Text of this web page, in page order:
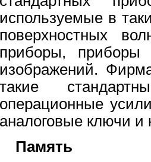
используемые в
поверхностных
приборы, приборы
изображений.
такие
операционные
аналоговые ключи и
Память